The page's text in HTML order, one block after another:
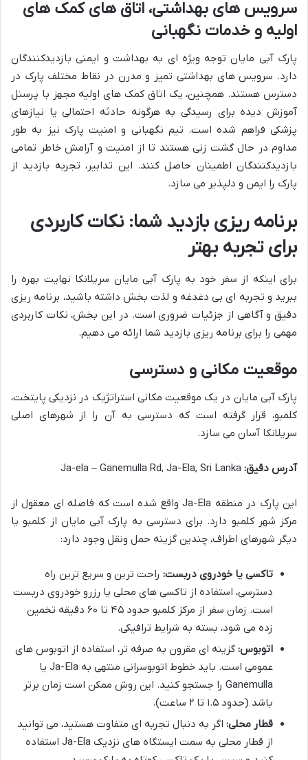
سرویس های بهداشتی، اتاق های کمک های
اولیه و خدمات نگهبانی
پارک آبی مایان توجه ویژه ای به بهداشت و ایمنی بازدیدکنندگان
دارد. سرویس های بهداشتی تمیز و مدرن در نقاط مختلف پارک در
دسترس هستند. همچنین، یک اتاق کمک های اولیه مجهز با پرسنل
آموزش دیده برای رسیدگی به هرگونه حادثه احتمالی یا نیازهای
پزشکی فراهم شده است. تیم نگهبانی و امنیت پارک نیز به طور
مداوم در حال گشت زنی هستند تا از امنیت و آرامش خاطر تمامی
بازدیدکنندگان اطمینان حاصل کنند. این تدابیر، تجربه بازدید از
پارک را ایمن و دلپذیر می سازد.
برنامه ریزی بازدید شما: نکات کاربردی
برای تجربه بهتر
برای اینکه از سفر خود به پارک آبی مایان سریلانکا نهایت بهره را
ببرید و تجربه ای بی دغدغه و لذت بخش داشته باشید، برنامه ریزی
دقیق و آگاهی از جزئیات ضروری است. در این بخش، نکات کاربردی
مهمی را برای برنامه ریزی بازدید شما ارائه می دهیم.
موقعیت مکانی و دسترسی
پارک آبی مایان در یک موقعیت مکانی استراتژیک در نزدیکی پایتخت،
کلمبو، قرار گرفته است که دسترسی به آن را از شهرهای اصلی
سریلانکا آسان می سازد.
آدرس دقیق:
این پارک در منطقه Ja-Ela واقع شده است که فاصله ای معقول از
مرکز شهر کلمبو دارد. برای دسترسی به پارک آبی مایان از کلمبو یا
دیگر شهرهای اطراف، چندین گزینه حمل ونقل وجود دارد:
تاکسی یا خودروی دربست: راحت ترین و سریع ترین راه
دسترسی، استفاده از تاکسی های محلی یا رزرو خودروی دربست
است. زمان سفر از مرکز کلمبو حدود ۴۵ تا ۶۰ دقیقه تخمین
زده می شود، بسته به شرایط ترافیکی.
اتوبوس: گزینه ای مقرون به صرفه تر، استفاده از اتوبوس های
عمومی است. باید خطوط اتوبوسرانی منتهی به Ja-Ela یا
Ganemulla را جستجو کنید. این روش ممکن است زمان برتر
باشد (حدود ۱.۵ تا ۲ ساعت).
قطار محلی: اگر به دنبال تجربه ای متفاوت هستید، می توانید
از قطار محلی به سمت ایستگاه های نزدیک Ja-Ela استفاده